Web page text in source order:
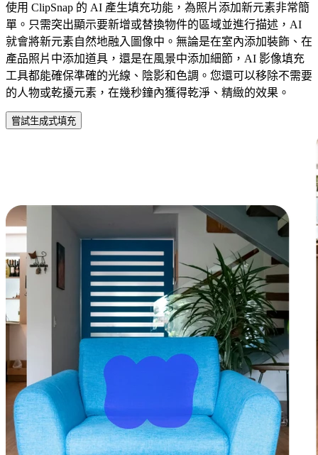
使用 ClipSnap 的 AI 產生填充功能，為照片添加新元素非常簡
單。只需突出顯示要新增或替換物件的區域並進行描述，AI
就會將新元素自然地融入圖像中。無論是在室內添加裝飾、在
產品照片中添加道具，還是在風景中添加細節，AI 影像填充
工具都能確保準確的光線、陰影和色調。您還可以移除不需要
的人物或乾擾元素，在幾秒鐘內獲得乾淨、精緻的效果。
嘗試生成式填充